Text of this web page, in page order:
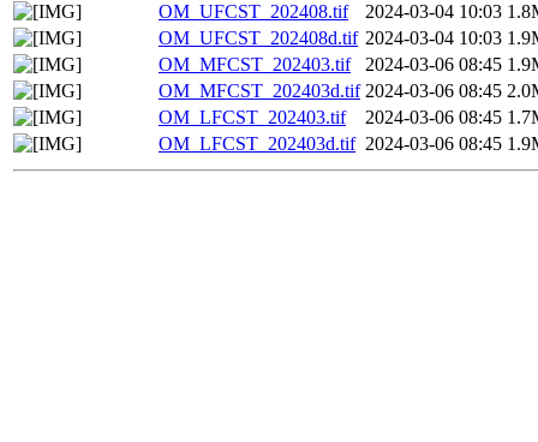
OM_UFCST_202408.tif
2024-03-04 10:03
OM_UFCST_202408d.tif 2024-03-04 10:03
OM_MFCST_202403.tif
2024-03-06 08:45
OM_MFCST_202403d.tif 2024-03-06 08:45
OM_LFCST_202403.tif
2024-03-06 08:45
OM_LFCST_202403d.tif 2024-03-06 08:45